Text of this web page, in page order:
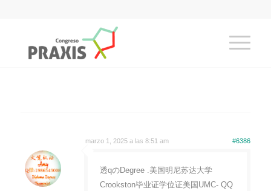
marzo 1, 2025 a las 8:51 am #6386
透qのDegree .美国明尼苏达大学
Crookston毕业证学位证美国UMC- QQ